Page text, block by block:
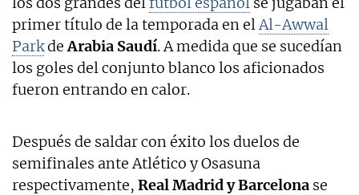
primer título de la temporada en elAl-Awwal
ParkdeArabia Saudí. A medida que se sucedían
los goles del conjunto blanco los aficionados
fueron entrando en calor.
Después de saldar con éxito los duelos de
semifinales ante Atlético y Osasuna
respectivamente, Real Madrid y Barcelona se